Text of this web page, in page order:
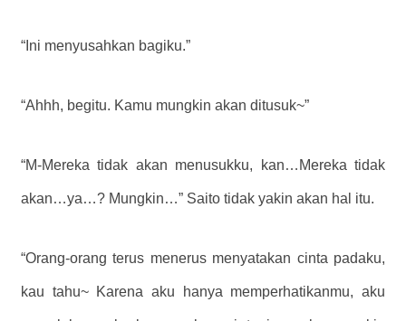
“Ini menyusahkan bagiku.”
“Ahhh, begitu. Kamu mungkin akan ditusuk~”
“M-Mereka tidak akan menusukku, kan…Mereka tidak
akan…ya…? Mungkin…” Saito tidak yakin akan hal itu.
“Orang-orang terus menerus menyatakan cinta padaku,
kau tahu~ Karena aku hanya memperhatikanmu, aku